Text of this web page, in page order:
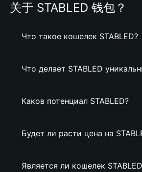
关于 STABLED 钱包？
Что такое кошелек STABLED?
Что делает STABLED
Каков потенциал STABLED?
Будет ли расти цена на
Является ли кошелек STABLED